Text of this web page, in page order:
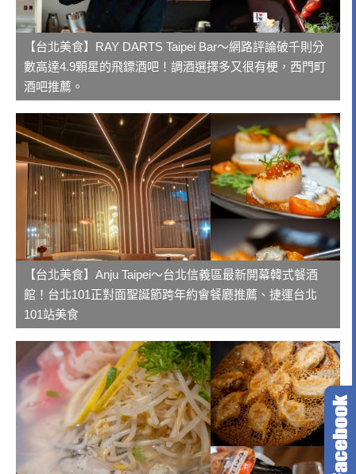
【台北美食】RAY DARTS Taipei Bar～網路評論破千則分
數高達4.9顆星的飛鏢酒吧！調酒選擇多又很有梗，西門町
酒吧推薦。
【台北美食】Anju Taipei～台北信義區最新開幕韓式餐酒
館！台北101正對面聖誕節跨年約會餐廳推薦、捷運台北
101站美食